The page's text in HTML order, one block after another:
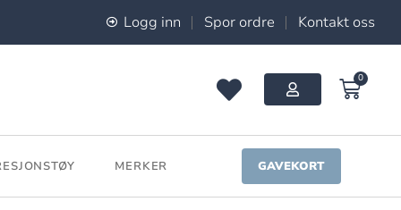
Logg inn Spor ordre Kontakt oss
0
MERKER GAVEKORT